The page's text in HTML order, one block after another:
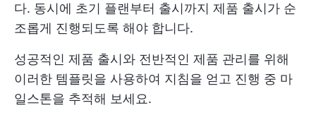
다. 동시에 초기 플랜부터 출시까지 제품 출시가 순
조롭게 진행되도록 해야 합니다.
성공적인 제품 출시와 전반적인 제품 관리를 위해
이러한 템플릿을 사용하여 지침을 얻고 진행 중 마
일스톤을 추적해 보세요.